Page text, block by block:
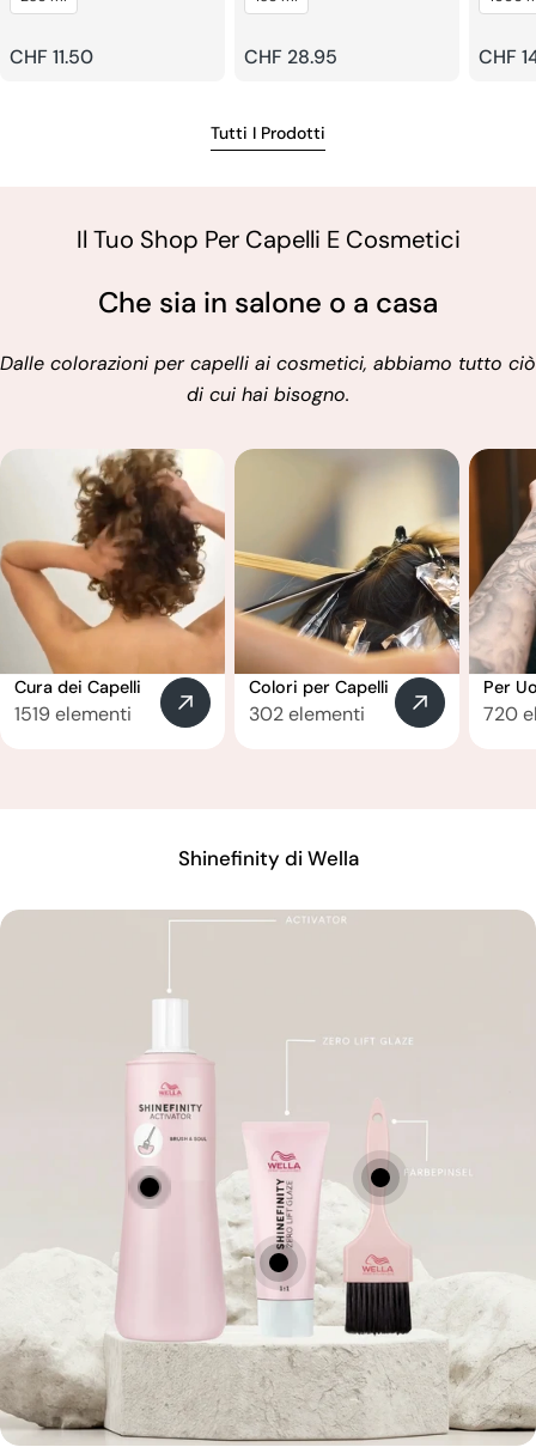
Prezzo
CHF 11.50
risciacquo
Prezzo
CHF 28.95
Prezzo
CHF
Tutti I Prodotti
Il Tuo Shop Per Capelli E Cosmetici
Che sia in salone o a casa
Dalle colorazioni per capelli ai cosmetici, abbiamo tutto ciò
di cui hai bisogno.
Cura dei Capelli
1519 elementi
Colori per Capelli
302 elementi
Per
720
Shinefinity di Wella